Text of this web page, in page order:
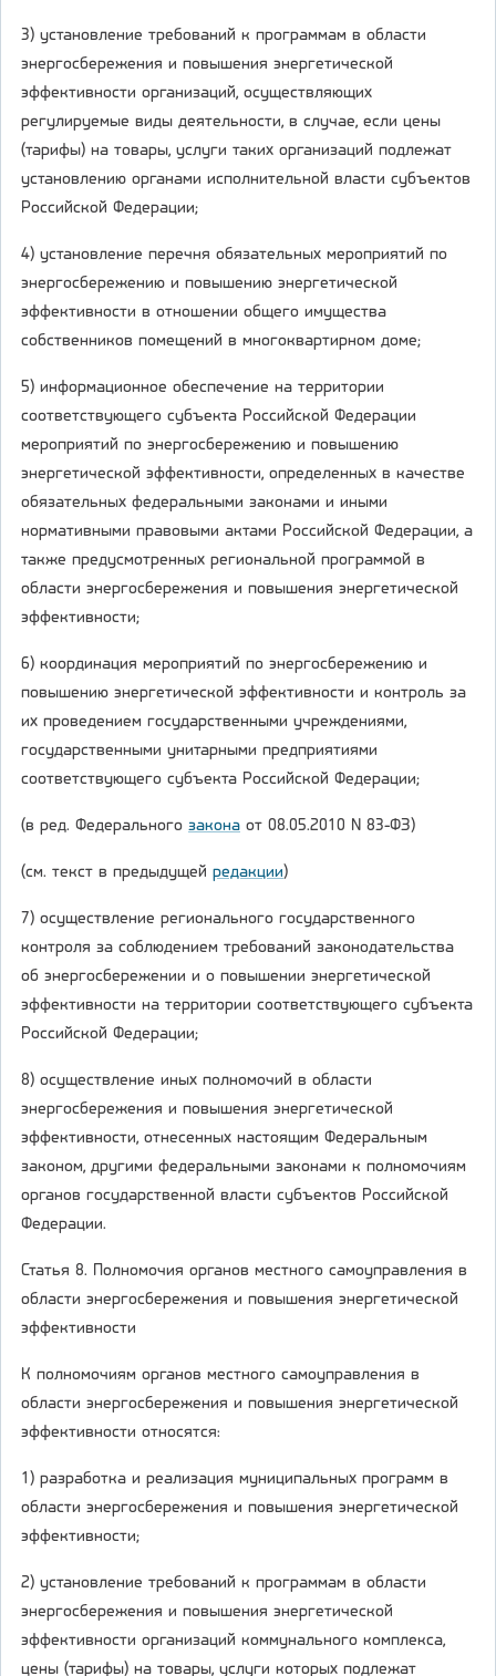
3) установление требований к программам в области
энергосбережения и повышения энергетической
эффективности организаций, осуществляющих
регулируемые виды деятельности, в случае, если цены
(тарифы) на товары, услуги таких организаций подлежат
установлению органами исполнительной власти субъектов
Российской Федерации;
4) установление перечня обязательных мероприятий по
энергосбережению и повышению энергетической
эффективности в отношении общего имущества
собственников помещений в многоквартирном доме;
5) информационное обеспечение на территории
соответствующего субъекта Российской Федерации
мероприятий по энергосбережению и повышению
энергетической эффективности, определенных в качестве
обязательных федеральными законами и иными
нормативными правовыми актами Российской Федерации, а
также предусмотренных региональной программой в
области энергосбережения и повышения энергетической
эффективности;
6) координация мероприятий по энергосбережению и
повышению энергетической эффективности и контроль за
их проведением государственными учреждениями,
государственными унитарными предприятиями
соответствующего субъекта Российской Федерации;
(в ред. Федерального закона от 08.05.2010 N 83-ФЗ)
(см. текст в предыдущей редакции)
7) осуществление регионального государственного
контроля за соблюдением требований законодательства
об энергосбережении и о повышении энергетической
эффективности на территории соответствующего субъекта
Российской Федерации;
8) осуществление иных полномочий в области
энергосбережения и повышения энергетической
эффективности, отнесенных настоящим Федеральным
законом, другими федеральными законами к полномочиям
органов государственной власти субъектов Российской
Федерации.
Статья 8. Полномочия органов местного самоуправления в
области энергосбережения и повышения энергетической
эффективности
К полномочиям органов местного самоуправления в
области энергосбережения и повышения энергетической
эффективности относятся:
1) разработка и реализация муниципальных программ в
области энергосбережения и повышения энергетической
эффективности;
2) установление требований к программам в области
энергосбережения и повышения энергетической
эффективности организаций коммунального комплекса,
цены (тарифы) на товары, услуги которых подлежат